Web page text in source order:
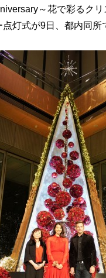
～花で彩るクリ
灯式が9日、都内同所